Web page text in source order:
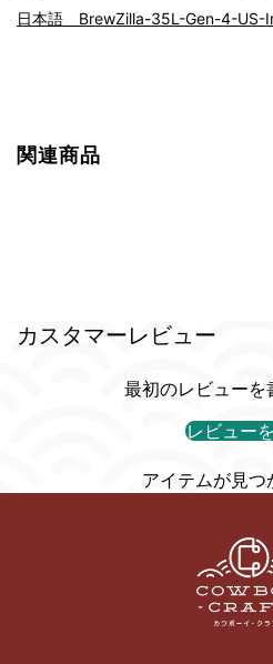
日本語 BrewZilla-35L-Gen-4-US-
関連商品
カスタマーレビュー
最初のレビューを
レビュー
アイテムが見つ